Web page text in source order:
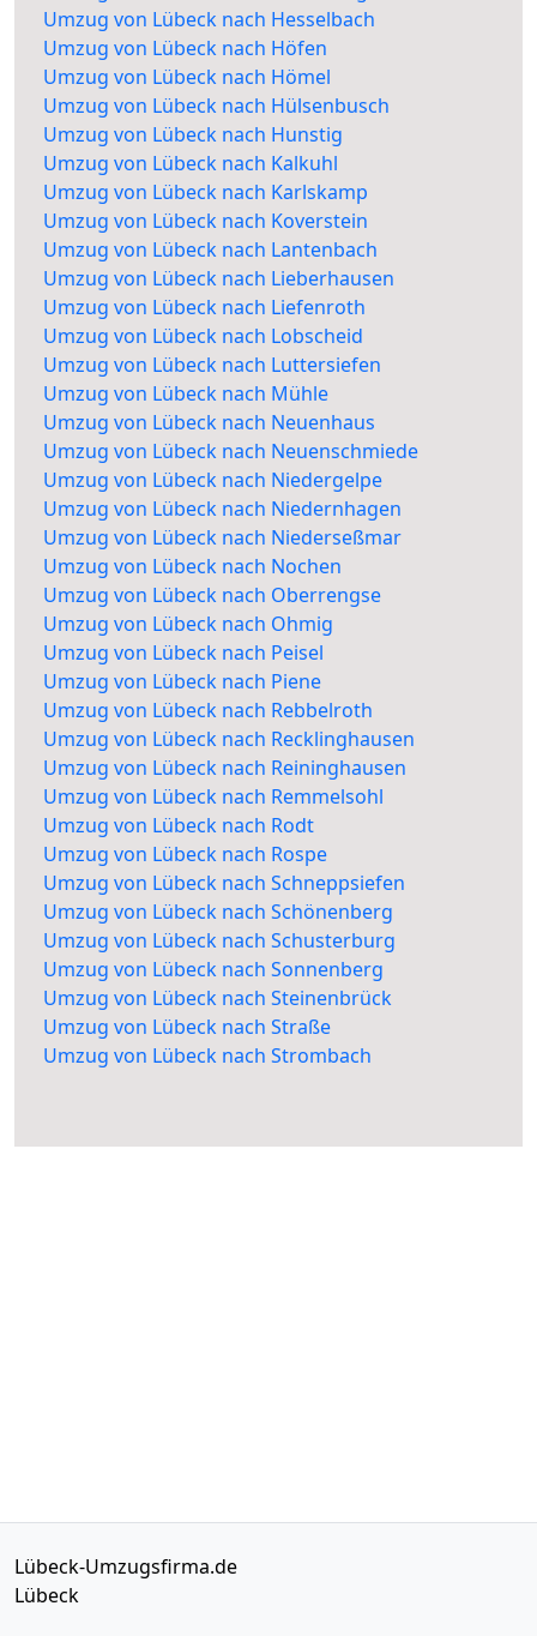
Umzug von Lübeck nach Hesselbach
Umzug von Lübeck nach Höfen
Umzug von Lübeck nach Hömel
Umzug von Lübeck nach Hülsenbusch
Umzug von Lübeck nach Hunstig
Umzug von Lübeck nach Kalkuhl
Umzug von Lübeck nach Karlskamp
Umzug von Lübeck nach Koverstein
Umzug von Lübeck nach Lantenbach
Umzug von Lübeck nach Lieberhausen
Umzug von Lübeck nach Liefenroth
Umzug von Lübeck nach Lobscheid
Umzug von Lübeck nach Luttersiefen
Umzug von Lübeck nach Mühle
Umzug von Lübeck nach Neuenhaus
Umzug von Lübeck nach Neuenschmiede
Umzug von Lübeck nach Niedergelpe
Umzug von Lübeck nach Niedernhagen
Umzug von Lübeck nach Niederseßmar
Umzug von Lübeck nach Nochen
Umzug von Lübeck nach Oberrengse
Umzug von Lübeck nach Ohmig
Umzug von Lübeck nach Peisel
Umzug von Lübeck nach Piene
Umzug von Lübeck nach Rebbelroth
Umzug von Lübeck nach Recklinghausen
Umzug von Lübeck nach Reininghausen
Umzug von Lübeck nach Remmelsohl
Umzug von Lübeck nach Rodt
Umzug von Lübeck nach Rospe
Umzug von Lübeck nach Schneppsiefen
Umzug von Lübeck nach Schönenberg
Umzug von Lübeck nach Schusterburg
Umzug von Lübeck nach Sonnenberg
Umzug von Lübeck nach Steinenbrück
Umzug von Lübeck nach Straße
Umzug von Lübeck nach Strombach
Lübeck-Umzugsfirma.de
Lübeck